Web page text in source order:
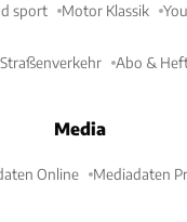
sport Motor Klassik
Abo &
Media
Online Mediadaten